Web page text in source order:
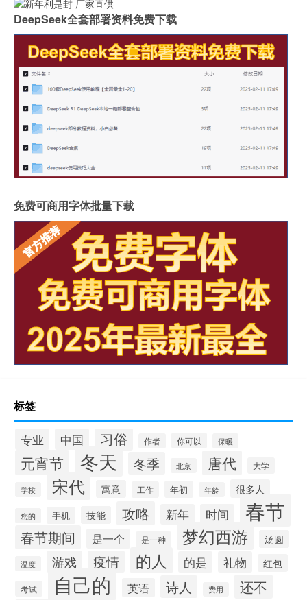
DeepSeek全套部署资料免费下载
免费可商用字体批量下载
标签
专业 中国 习俗 作者 你可以 保暖
元宵节 冬天 冬季 北京 唐代 大学
学校 宋代 寓意 工作 年初 年龄 很多人
您的 手机 技能 攻略 新年 时间 春节
春节期间 是一个 是一种 梦幻西游 汤圆
温度 游戏 疫情 的人 的是 礼物 红包
考试 自己的 英语 诗人 费用 还不